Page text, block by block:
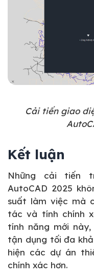
Cải tiến giao
Kết luận
Những cải tiến
AutoCAD 2025
suất làm việc mà
tác và tính chính
tính năng mới
tận dụng tối đa
hiện các dự án
chính xác hơn.